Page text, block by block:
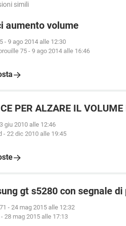
simili
aumento volume
- 9 ago 2014 alle 12:30
75- 9 ago 2014 alle 16:46
PER ALZARE IL
3 giu 2010 alle 12:46
- 22 dic 2010 alle 19:45
gt s5280 con segnale
- 24 mag 2015 alle 12:32
- 28 mag 2015 alle 17:13